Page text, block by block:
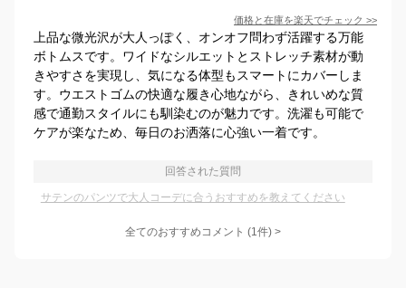
価格と在庫を楽天でチェック >>
上品な微光沢が大人っぽく、オンオフ問わず活躍する万能
ボトムスです。ワイドなシルエットとストレッチ素材が動
きやすさを実現し、気になる体型もスマートにカバーしま
す。ウエストゴムの快適な履き心地ながら、きれいめな質
感で通勤スタイルにも馴染むのが魅力です。洗濯も可能で
ケアが楽なため、毎日のお洒落に心強い一着です。
回答された質問
サテンのパンツで大人コーデに合うおすすめを教えてください
全てのおすすめコメント (1件) >